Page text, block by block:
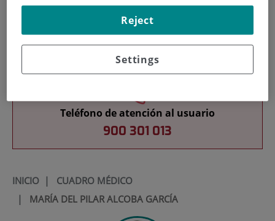
Docencia
Teléfono de atención al usuario
900 301 013
INICIO| CUADRO MÉDICO
| MARÍA DEL PILAR ALCOBA GARCÍA
Settings
Reject